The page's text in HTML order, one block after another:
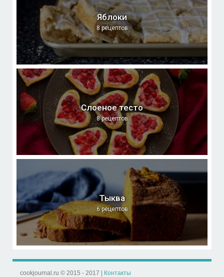
Яблоки
8 рецептов
Слоеное тесто
8 рецептов
Тыква
6 рецептов
cookjournal.ru © 2015 - 2017 | Контакты